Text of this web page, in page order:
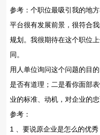
参考：个职位最吸引我的地
平台很有发展前景，很符合
规划。我很期待在这个职位
同。
用人单位询问这个问题的目
是否有道理；二是看你面部
业的标准、动机，对企业的忠
参考：
1 、要说原企业是怎么的优